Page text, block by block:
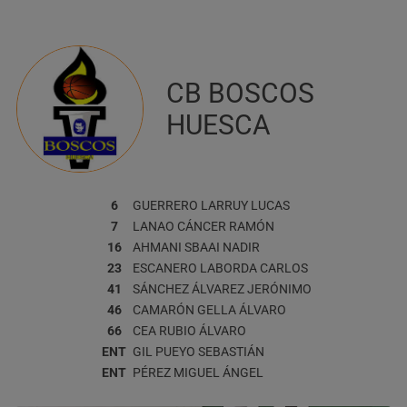
CB BOSCOS
HUESCA
6 GUERRERO LARRUY LUCAS
7
LANAO CÁNCER RAMÓN
16
AHMANI SBAAI NADIR
23
ESCANERO LABORDA CARLOS
41
SÁNCHEZ ÁLVAREZ JERÓNIMO
46
CAMARÓN GELLA ÁLVARO
66
CEA RUBIO ÁLVARO
ENT GIL PUEYO SEBASTIÁN
ENT PÉREZ MIGUEL ÁNGEL